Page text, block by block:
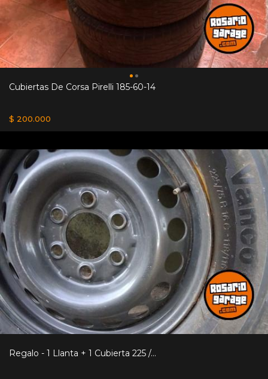
Cubiertas De Corsa Pirelli 185-60-14
$ 200.000
Regalo - 1 Llanta + 1 Cubierta 225 /...